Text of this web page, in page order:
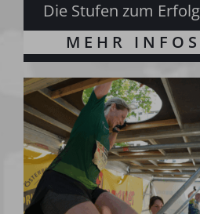
Die Stufen zum